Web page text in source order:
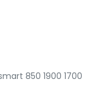
850 1900 1700